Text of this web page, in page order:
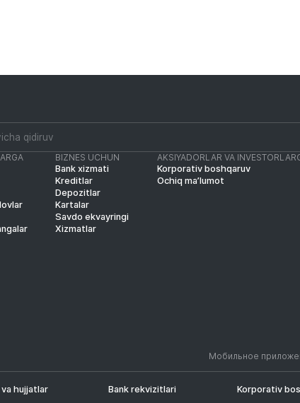
BIZNES UCHUN
Bank xizmati
Kreditlar
Depozitlar
Kartalar
Savdo ekvayringi
Xizmatlar
AKSIYADORLAR VA
Korporativ boshqaruv
Ochiq ma’lumot
Мобильное
hujjatlar Bank rekvizitlari Korporativ